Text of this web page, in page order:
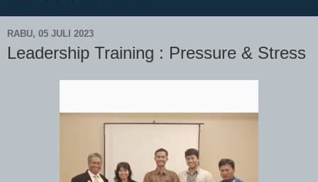
RABU, 05 JULI 2023
Leadership Training : Pressure & Stress